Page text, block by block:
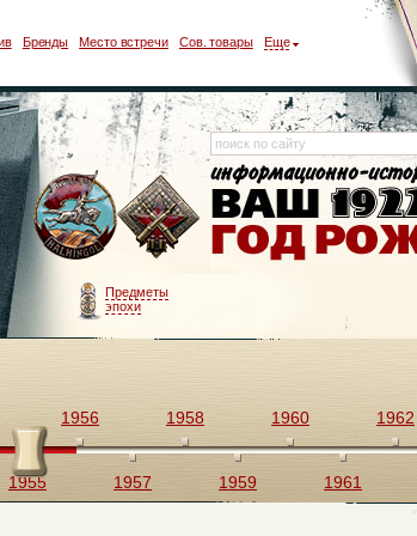
Бренды Место встречи Сов. товары Еще
Предметы
эпохи
1955
1956
1957
1958
1959
1960
1961
1962